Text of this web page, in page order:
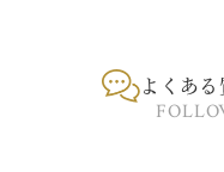
よくある